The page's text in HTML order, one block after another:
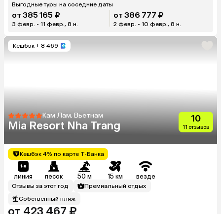
Выгодные туры на соседние даты
от 385 165 ₽
3 февр. - 11 февр., 8 н.
от 386 777 ₽
2 февр. - 10 февр., 8 н.
Кешбэк + 8 469
Кам Лам, Вьетнам
Mia Resort Nha Trang
10
11 отзывов
Кешбэк 4% по карте Т-Банка
линия песок 50 м 15 км везде
Отзывы за этот год
Премиальный отдых
Собственный пляж
от 423 467 ₽